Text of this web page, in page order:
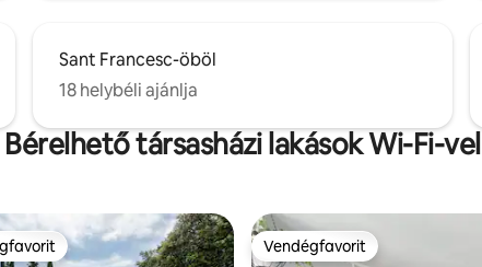
Sant Francesc-öböl
18 helybéli ajánlja
Bérelhető társasházi lakások Wi-Fi-vel
Vendégfavorit
Vendégfavorit